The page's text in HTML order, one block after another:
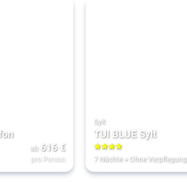
ab 616€
pro Person
Sylt
TUI BLUE Sylt
4
7 Nächte+ Ohne Verpflegung